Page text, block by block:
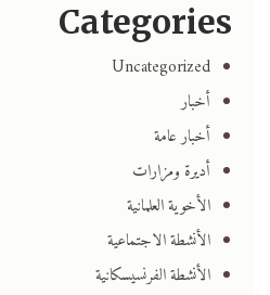
Categories
Uncategorized
أخبار
أخبار عامة
أديرة ومزارات
الأخوية العلمانية
الأنشطة الاجتماعية
الأنشطة الفرنسيسكانية